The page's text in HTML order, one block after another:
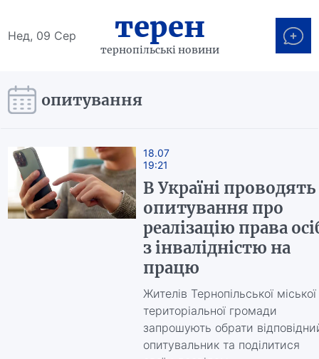
Нед, 09 Сер терен
тернопільські новини
опитування
18.07
19:21
В Україні проводять
опитування про
реалізацію права
з інвалідністю на
працю
Жителів Тернопільської міської
територіальної громади
запрошують обрати
опитувальник та поділитися